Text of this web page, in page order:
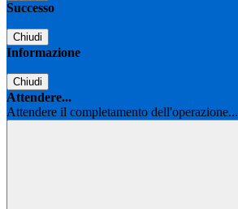
Successo
Chiudi
Informazione
Chiudi
Attendere...
Attendere il completamento dell'operazione...